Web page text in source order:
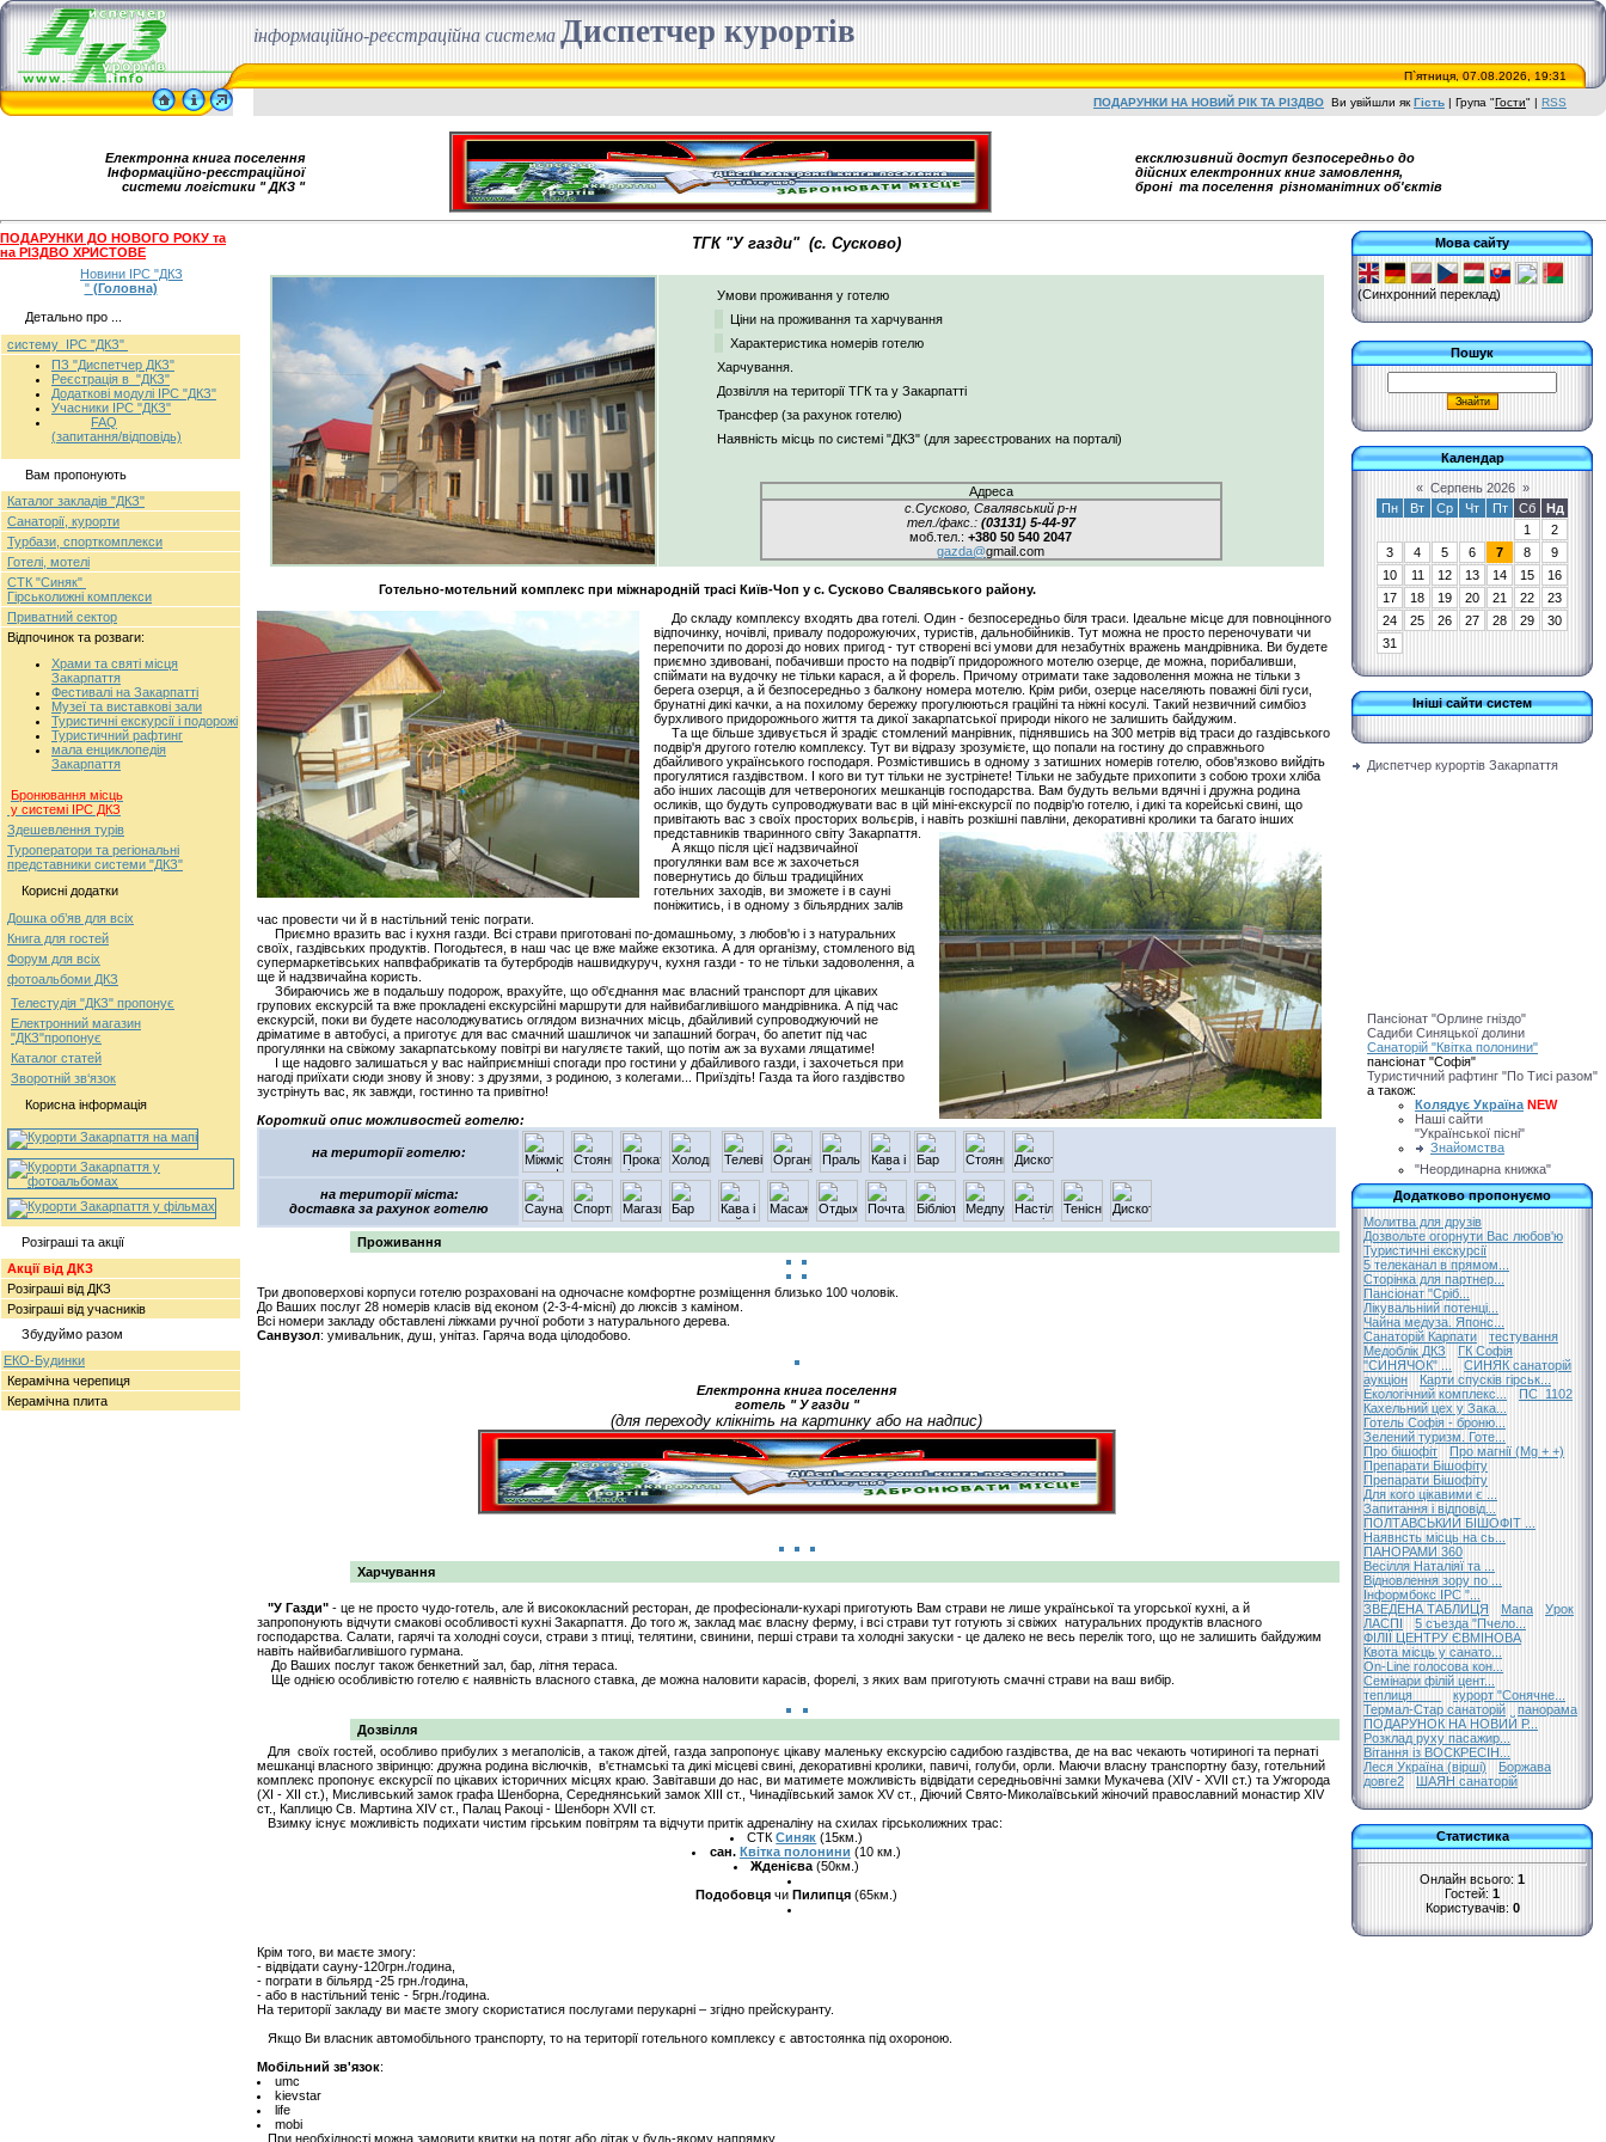
інформаційно-реєстраційна система Диспетчер курортів
П`ятниця, 07.08.2026, 19:31
ПОДАРУНКИ НА НОВИЙ РІК ТА РІЗДВО Ви увійшли як Гість | Група "Гости" | RSS
Електронна книга поселення
Інформаційно-реєстраційної
системи логістики " ДКЗ "
ексклюзивний доступ безпосередньо до
дійсних електронних книг замовлення,
броні та поселення різноманітних об'єктів
ПОДАРУНКИ ДО НОВОГО РОКУ та
на РІЗДВО ХРИСТОВЕ
Новини ІРС "ДКЗ
" (Головна)
Детально про ...
систему ІРС "ДКЗ"
ПЗ "Диспетчер ДКЗ"
Реєстрація в "ДКЗ"
Додаткові модулі ІРС "ДКЗ"
Учасники ІРС "ДКЗ"
FAQ
(запитання/відповідь)
Вам пропонують
Каталог закладів "ДКЗ"
Санаторії, курорти
Турбази, спорткомплекси
Готелі, мотелі
СТК "Синяк"
Гірськолижні комплекси
Приватний сектор
Відпочинок та розваги:
Храми та святі місця
Закарпаття
Фестивалі на Закарпатті
Музеї та виставкові зали
Туристичні екскурсії і подорожі
Туристичний рафтинг
мала енциклопедія
Закарпаття
Бронювання місць
у системі ІРС ДКЗ
Здешевлення турів
Туроператори та регіональні
представники системи "ДКЗ"
Корисні додатки
Дошка об’яв для всіх
Книга для гостей
Форум для всіх
фотоальбоми ДКЗ
Телестудія "ДКЗ" пропонує
Електронний магазин
"ДКЗ"пропонує
Каталог статей
Зворотній зв‘язок
Корисна інформація
Розіграші та акції
Акції від ДКЗ
Розіграші від ДКЗ
Розіграші від учасників
Збудуймо разом
ЕКО-Будинки
Керамічна черепиця
Керамічна плита
ТГК "У газди" (с. Сусково)
Умови проживання у готелю
Ціни на проживання та харчування
Характеристика номерів готелю
Харчування.
Дозвілля на території ТГК та у Закарпатті
Трансфер (за рахунок готелю)
Наявність місць по системі "ДКЗ" (для зареєстрованих на порталі)
Адреса
с.Сусково, Свалявський р-н
тел./факс.: (03131) 5-44-97
моб.тел.: +380 50 540 2047
gazda@gmail.com
Готельно-мотельний комплекс при міжнародній трасі Київ-Чоп у с. Сусково Свалявського району.
До складу комплексу входять два готелі. Один - безпосередньо біля траси. Ідеальне місце для повноцінного
відпочинку, ночівлі, привалу подорожуючих, туристів, дальнобійників. Тут можна не просто переночувати чи
перепочити по дорозі до нових пригод - тут створені всі умови для незабутніх вражень мандрівника. Ви будете
приємно здивовані, побачивши просто на подвір'ї придорожного мотелю озерце, де можна, порибаливши,
спіймати на вудочку не тільки карася, а й форель. Причому отримати таке задоволення можна не тільки з
берега озерця, а й безпосередньо з балкону номера мотелю. Крім риби, озерце населяють поважні білі гуси,
брунатні дикі качки, а на похилому бережку прогулюються граційні та ніжні косулі. Такий незвичний симбіоз
бурхливого придорожнього життя та дикої закарпатської природи нікого не залишить байдужим.
Та ще більше здивується й зрадіє стомлений манрівник, піднявшись на 300 метрів від траси до газдівського
подвір'я другого готелю комплексу. Тут ви відразу зрозумієте, що попали на гостину до справжнього
дбайливого українського господаря. Розмістившись в одному з затишних номерів готелю, обов'язково вийдіть
прогулятися газдівством. І кого ви тут тільки не зустрінете! Тільки не забудьте прихопити з собою трохи хліба
або інших ласощів для четвероногих мешканців господарства. Вам будуть вельми вдячні і дружна родина
осликів, що будуть супроводжувати вас в цій міні-екскурсії по подвір'ю готелю, і дикі та корейські свині, що
привітають вас з своїх просторих вольєрів, і навіть розкішні павліни, декоративні кролики та багато інших
представників тваринного світу Закарпаття.
А якщо після цієї надзвичайної
прогулянки вам все ж захочеться
повернутись до більш традиційних
готельних заходів, ви зможете і в сауні
поніжитись, і в одному з більярдних залів
час провести чи й в настільний теніс пограти.
Приємно вразить вас і кухня газди. Всі страви приготовані по-домашньому, з любов'ю і з натуральних
своїх, газдівських продуктів. Погодьтеся, в наш час це вже майже екзотика. А для організму, стомленого від
супермаркетівських напвфабрикатів та бутербродів нашвидкуруч, кухня газди - то не тільки задоволення, а
ще й надзвичайна користь.
Збираючись же в подальшу подорож, врахуйте, що об'єднання має власний транспорт для цікавих
групових екскурсій та вже прокладені екскурсійні маршрути для найвибагливішого мандрівника. А під час
екскурсій, поки ви будете насолоджуватись оглядом визначних місць, дбайливий супроводжуючий не
дріматиме в автобусі, а приготує для вас смачний шашличок чи запашний бограч, бо апетит під час
прогулянки на свіжому закарпатському повітрі ви нагуляєте такий, що потім аж за вухами лящатиме!
І ще надовго залишаться у вас найприємніші спогади про гостини у дбайливого газди, і захочеться при
нагоді приїхати сюди знову й знову: з друзями, з родиною, з колегами... Приїздіть! Газда та його газдівство
зустрінуть вас, як завжди, гостинно та привітно!
Короткий опис можливостей готелю:
на території готелю:
на території міста:
доставка за рахунок готелю
Проживання
Три двоповерхові корпуси готелю розраховані на одночасне комфортне розміщення близько 100 чоловік.
До Ваших послуг 28 номерів класів від економ (2-3-4-місні) до люксів з каміном.
Всі номери закладу обставлені ліжками ручної роботи з натурального дерева.
Санвузол: умивальник, душ, унітаз. Гаряча вода цілодобово.
Електронна книга поселення
готель " У газди "
(для переходу клікніть на картинку або на надпис)
Харчування
"У Газди" - це не просто чудо-готель, але й висококласний ресторан, де професіонали-кухарі приготують Вам страви не лише української та угорської кухні, а й
запропонують відчути смакові особливості кухні Закарпаття. До того ж, заклад має власну ферму, і всі страви тут готують зі свіжих натуральних продуктів власного
господарства. Салати, гарячі та холодні соуси, страви з птиці, телятини, свинини, перші страви та холодні закуски - це далеко не весь перелік того, що не залишить байдужим
навіть найвибагливішого гурмана.
До Ваших послуг також бенкетний зал, бар, літня тераса.
Ще однією особливістю готелю є наявність власного ставка, де можна наловити карасів, форелі, з яких вам приготують смачні страви на ваш вибір.
Дозвілля
Для своїх гостей, особливо прибулих з мегаполісів, а також дітей, газда запропонує цікаву маленьку екскурсію садибою газдівства, де на вас чекають чотириногі та пернаті
мешканці власного звіринцю: дружна родина віслючків, в'єтнамські та дикі місцеві свині, декоративні кролики, павичі, голуби, орли. Маючи власну транспортну базу, готельний
комплекс пропонує екскурсії по цікавих історичних місцях краю. Завітавши до нас, ви матимете можливість відвідати середньовічні замки Мукачева (ХIV - ХVII ст.) та Ужгорода
(ХІ - ХІІ ст.), Мисливський замок графа Шенборна, Середнянський замок ХІІІ ст., Чинадіївський замок ХV ст., Діючий Свято-Миколаївський жіночий православний монастир ХІV
ст., Каплицю Св. Мартина ХІV ст., Палац Ракоці - Шенборн ХVІІ ст.
Взимку існує можливість подихати чистим гірським повітрям та відчути притік адреналіну на схилах гірськолижних трас:
СТКСиняк (15км.)
сан. Квітка полонини (10 км.)
Жденієва (50км.)
Подобовця чи Пилипця (65км.)
Крім того, ви маєте змогу:
- відвідати сауну-120грн./година,
- пограти в більярд -25 грн./година,
- або в настільний теніс - 5грн./година.
На території закладу ви маєте змогу скористатися послугами перукарні – згідно прейскуранту.
Якщо Ви власник автомобільного транспорту, то на території готельного комплексу є автостоянка під охороною.
Мобільний зв'язок:
umc
kievstar
life
mobi
При необхідності можна замовити квитки на потяг або літак у будь-якому напрямку.
Мова сайту
(Синхронний переклад)
Пошук
Календар
« Серпень 2026 »
Пн
Вт Ср Чт Пт Сб
Нд
1
2
3
4 5 6 7 8
9
10
11 12 13 14 15
16
17
18 19 20 21 22
23
24
25 26 27 28 29
30
31
Ініші сайти систем
Диспетчер курортів Закарпаття
Пансіонат "Орлине гніздо"
Садиби Синяцької долини
Санаторій "Квітка полонини"
пансіонат "Софія"
Туристичний рафтинг "По Тисі разом"
а також:
Колядує Україна NEW
Наші сайти
"Української пісні"
Знайомства
"Неординарна книжка"
Додатково пропонуємо
Молитва для друзів
Дозвольте огорнути Вас любов'ю
Туристичні екскурсії
5 телеканал в прямом...
Сторінка для партнер...
Пансіонат "Сріб...
Лікувальніий потенці...
Чайна медуза. Японс...
Санаторій Карпати
тестування
Медоблік ДКЗ
ГК Софія
"СИНЯЧОК" ...
СИНЯК санаторій
аукціон
Карти спусків гірськ...
Екологічний комплекс...
ПС_1102
Кахельний цех у Зака...
Готель Софія - броню...
Зелений туризм. Готе...
Про бішофіт
Про магнії (Mg + +)
Препарати Бішофіту
Препарати Бішофіту
Для кого цікавими є ...
Запитання і відповід...
ПОЛТАВСЬКИЙ БІШОФІТ ...
Наявнсть місць на сь...
ПАНОРАМИ 360
Весілля Наталіяї та ...
Відновлення зору по ...
Інформбокс ІРС "...
ЗВЕДЕНА ТАБЛИЦЯ
Мапа
Урок
ЛАСПІ
5 съезда "Пчело...
ФІЛІЇ ЦЕНТРУ ЄВМІНОВА
Квота місць у санато...
On-Line голосова кон...
Семінари філій цент...
теплиця____
курорт "Сонячне...
Термал-Стар санаторій
панорама
ПОДАРУНОК НА НОВИЙ Р...
Розклад руху пасажир...
Вітання із ВОСКРЕСІН...
Леся Україна (вірші)
Боржава
довге2
ШАЯН санаторій
Статистика
Онлайн всього: 1
Гостей: 1
Користувачів: 0